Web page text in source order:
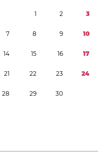
1 2 3
7 8 9 10
14 15 16 17
21 22 23 24
28 29 30